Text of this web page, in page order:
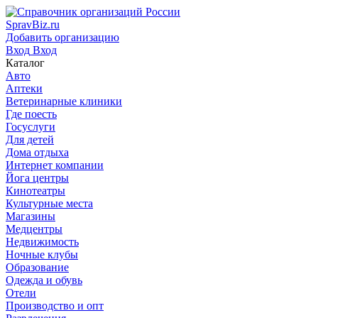
SpravBiz.ru
Добавить организацию
Вход Вход
Каталог
Авто
Аптеки
Ветеринарные клиники
Где поесть
Госуслуги
Для детей
Дома отдыха
Интернет компании
Йога центры
Кинотеатры
Культурные места
Магазины
Медцентры
Недвижимость
Ночные клубы
Образование
Одежда и обувь
Отели
Производство и опт